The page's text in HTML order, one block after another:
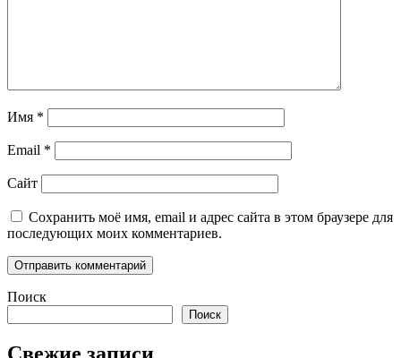
Имя *
Email *
Сайт
Сохранить моё имя, email и адрес сайта в этом браузере для
последующих моих комментариев.
Поиск
Поиск